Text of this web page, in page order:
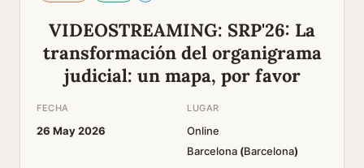
VIDEOSTREAMING: SRP'26: La
transformación del organigrama
judicial: un mapa, por favor
FECHA
26 May 2026
LUGAR
Online
Barcelona (Barcelona)